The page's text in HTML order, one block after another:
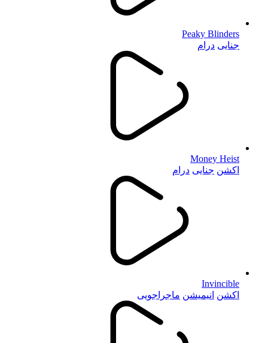
Peaky Blinders
جنایی درام
Money Heist
اکشن جنایی درام
Invincible
اکشن انیمیشن ماجراجویی